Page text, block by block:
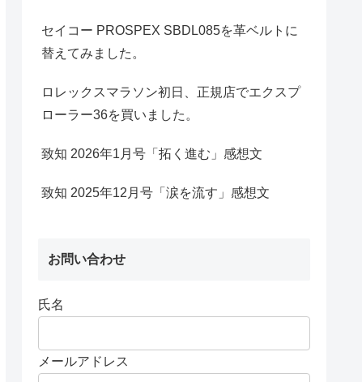
セイコー PROSPEX SBDL085を革ベルトに
替えてみました。
ロレックスマラソン初日、正規店でエクスプ
ローラー36を買いました。
致知 2026年1月号「拓く進む」感想文
致知 2025年12月号「涙を流す」感想文
お問い合わせ
氏名
メールアドレス